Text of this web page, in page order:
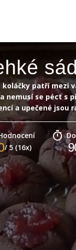
koláčky patří mezi
nemusí se péct s
a upečené jsou
/ 5 (16x)